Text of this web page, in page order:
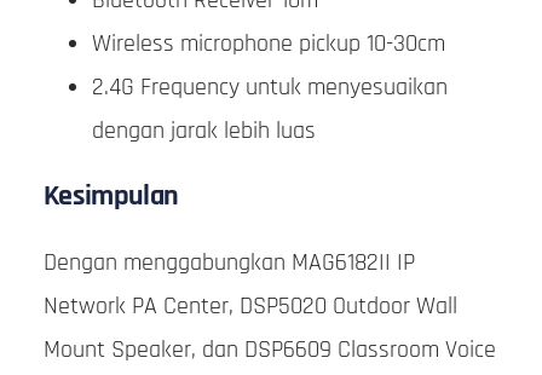
Wireless microphone pickup 10-30cm
2.4G Frequency untuk menyesuaikan
dengan jarak lebih luas
Kesimpulan
Dengan menggabungkan MAG6182II IP
Network PA Center, DSP5020 Outdoor Wall
Mount Speaker, dan DSP6609 Classroom Voice